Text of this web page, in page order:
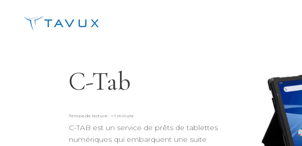
C-Tab
Temps de lecture : < 1 minute
C-TAB est un service de prêts de tablettes
numériques qui embarquent une suite